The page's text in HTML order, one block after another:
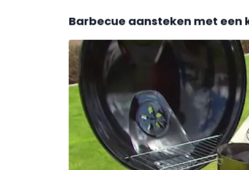
Barbecue aansteken met een